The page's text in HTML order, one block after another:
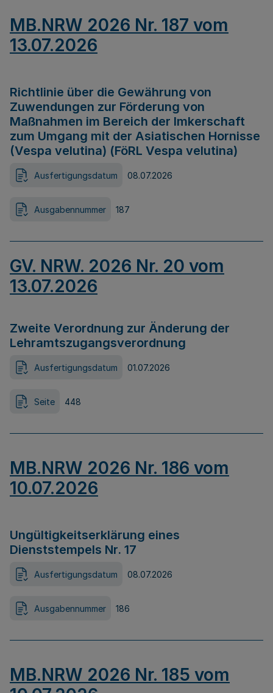
MB.NRW 2026 Nr. 187 vom
13.07.2026
Richtlinie über die Gewährung von
Zuwendungen zur Förderung von
Maßnahmen im Bereich der Imkerschaft
zum Umgang mit der Asiatischen Hornisse
(Vespa velutina) (FöRL Vespa velutina)
Ausfertigungsdatum 08.07.2026
Ausgabennummer 187
GV. NRW. 2026 Nr. 20 vom
13.07.2026
Zweite Verordnung zur Änderung der
Lehramtszugangsverordnung
Ausfertigungsdatum 01.07.2026
Seite 448
MB.NRW 2026 Nr. 186 vom
10.07.2026
Ungültigkeitserklärung eines
Dienststempels Nr. 17
Ausfertigungsdatum 08.07.2026
Ausgabennummer 186
MB.NRW 2026 Nr. 185 vom